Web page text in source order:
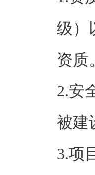
级）
资质
2.安
被建
3.项